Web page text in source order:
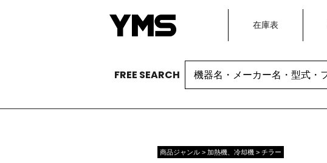
在庫表
FREE SEARCH
Search
for:
商品ジャンル > 加熱機、冷却機 > チラー